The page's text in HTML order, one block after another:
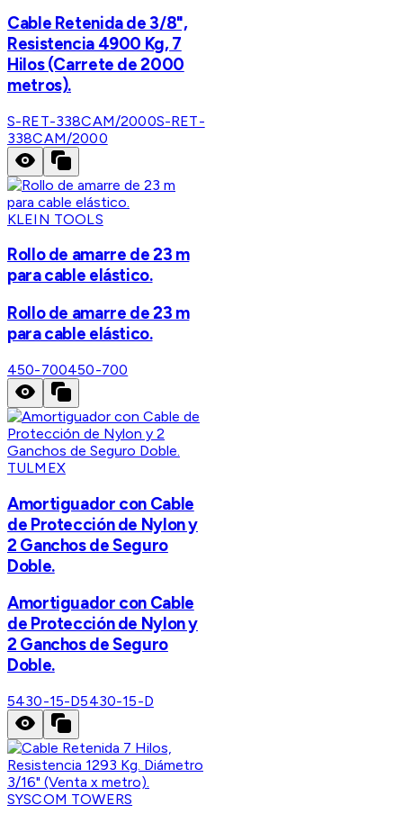
Cable Retenida de 3/8",
Resistencia 4900 Kg, 7
Hilos (Carrete de 2000
metros).
S-RET-338CAM/2000S-RET-
338CAM/2000
KLEIN TOOLS
Rollo de amarre de 23 m
para cable elástico.
Rollo de amarre de 23 m
para cable elástico.
450-700450-700
TULMEX
Amortiguador con Cable
de Protección de Nylon y
2 Ganchos de Seguro
Doble.
Amortiguador con Cable
de Protección de Nylon y
2 Ganchos de Seguro
Doble.
5430-15-D5430-15-D
SYSCOM TOWERS